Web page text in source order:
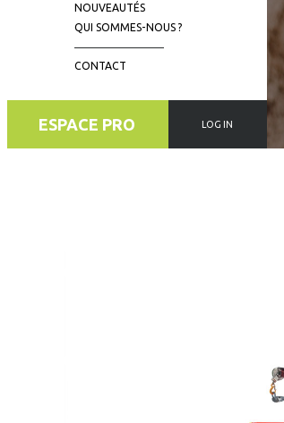
NOUVEAUTÉS
QUI SOMMES-NOUS ?
CONTACT
ESPACE PRO LOG IN